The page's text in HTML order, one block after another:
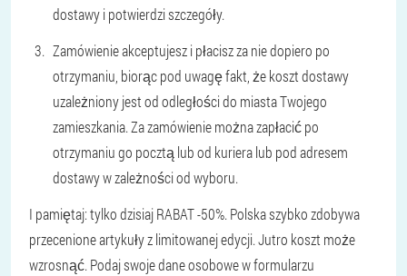
dostawy i potwierdzi szczegóły.
Zamówienie akceptujesz i płacisz za nie dopiero po
otrzymaniu, biorąc pod uwagę fakt, że koszt dostawy
uzależniony jest od odległości do miasta Twojego
zamieszkania. Za zamówienie można zapłacić po
otrzymaniu go pocztą lub od kuriera lub pod adresem
dostawy w zależności od wyboru.
I pamiętaj: tylko dzisiaj RABAT -50%. Polska szybko zdobywa
przecenione artykuły z limitowanej edycji. Jutro koszt może
wzrosnąć. Podaj swoje dane osobowe w formularzu